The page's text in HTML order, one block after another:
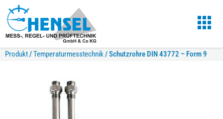
Produkt/Temperaturmesstechnik/Schutzrohre DIN 43772 – Form 9